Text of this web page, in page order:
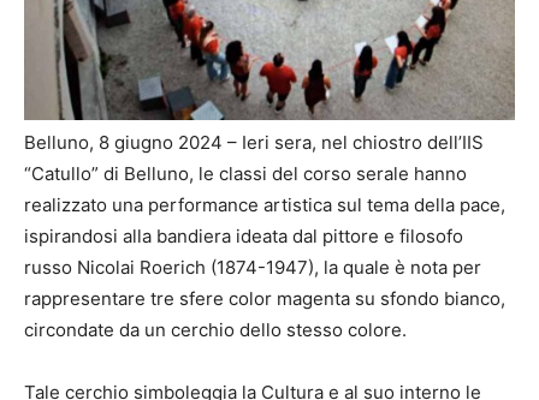
Belluno, 8 giugno 2024 – Ieri sera, nel chiostro dell’IIS
“Catullo” di Belluno, le classi del corso serale hanno
realizzato una performance artistica sul tema della pace,
ispirandosi alla bandiera ideata dal pittore e filosofo
russo Nicolai Roerich (1874-1947), la quale è nota per
rappresentare tre sfere color magenta su sfondo bianco,
circondate da un cerchio dello stesso colore.
Tale cerchio simboleggia la Cultura e al suo interno le